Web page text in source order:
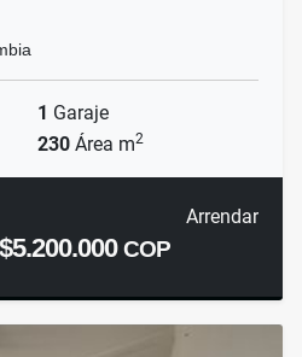
1 Garaje
230 Área m2
Arrendar
$5.200.000COP